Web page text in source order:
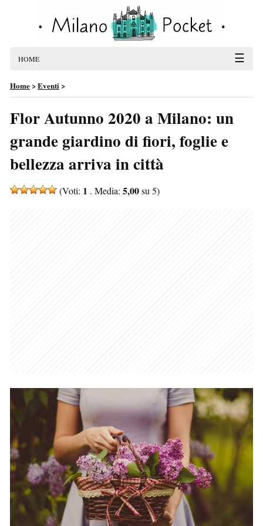
HOME ☰
Home>Eventi>
Flor Autunno 2020 a Milano: un
grande giardino di fiori, foglie e
bellezza arriva in città
(Voti: 1 . Media: 5,00su 5)